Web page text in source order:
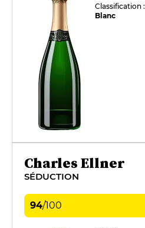
Classification :
Blanc
Charles Ellner
SÉDUCTION
94/100